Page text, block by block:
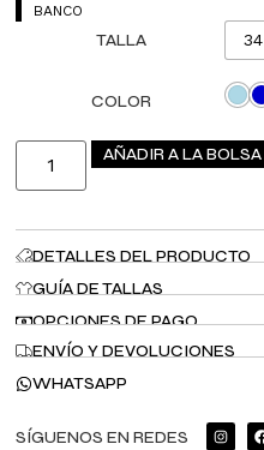
BANCO
TALLA 34
COLOR
AÑADIR A LA BOLSA
DETALLES DEL PRODUCTO
GUÍA DE TALLAS
OPCIONES DE PAGO
ENVÍO Y DEVOLUCIONES
WHATSAPP
SÍGUENOS EN REDES